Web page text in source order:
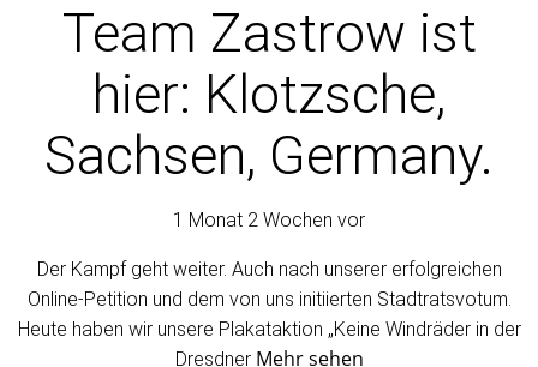
Team Zastrow ist
hier: Klotzsche,
Sachsen, Germany.
1 Monat 2 Wochen vor
Der Kampf geht weiter. Auch nach unserer erfolgreichen
Online-Petition und dem von uns initiierten Stadtratsvotum.
Heute haben wir unsere Plakataktion „Keine Windräder in der
Dresdner Mehr sehen